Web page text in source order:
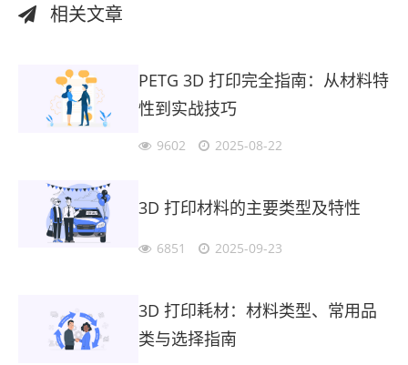
相关文章
PETG 3D 打印完全指南：从材料特
性到实战技巧
9602 2025-08-22
3D 打印材料的主要类型及特性
6851 2025-09-23
3D 打印耗材：材料类型、常用品
类与选择指南